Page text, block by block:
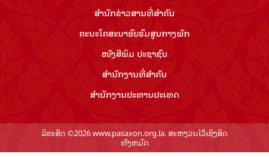
ສຳ​ນັກ​ຂ່າວ​ສານ​ທີ່​ສຳ​ຄັນ​
ຄະນະໂຄສະນາອົບຮົມ​ສູນ​ກາງ​ພັກ
ໜັງສືພິມ ປະ​ຊາ​ຊົນ
ສຳ​ນັກ​ງານ​ທີ່​ສຳ​ຄັນ
ສຳ​ນັກ​ງານ​ປະ​ທານ​ປະ​ເທດ
ລິຂະສິດ ©2026 www.pasaxon.org.la. ສະຫງວນໄວ້ເຊິງສິດ
ທັງຫມົດ